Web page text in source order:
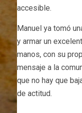
accesible.
Manuel ya tomó
y armar un
manos, con su
mensaje a la
que no hay que
de actitud.